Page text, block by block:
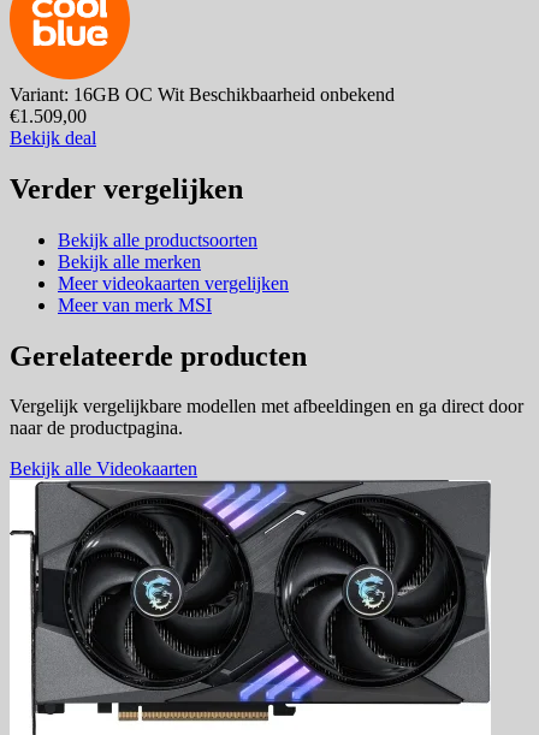
Variant: 16GB OC Wit Beschikbaarheid onbekend
€1.509,00
Bekijk deal
Verder vergelijken
Bekijk alle productsoorten
Bekijk alle merken
Meer videokaarten vergelijken
Meer van merk MSI
Gerelateerde producten
Vergelijk vergelijkbare modellen met afbeeldingen en ga direct door
naar de productpagina.
Bekijk alle Videokaarten